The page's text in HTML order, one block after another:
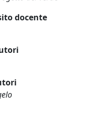
docente